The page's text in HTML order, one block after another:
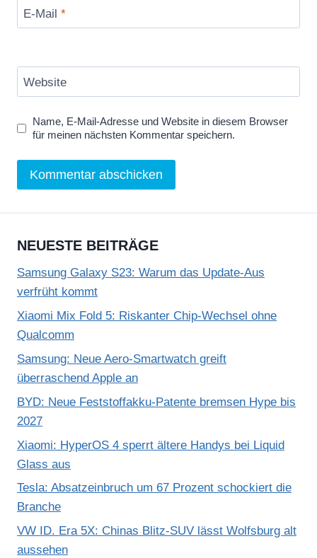
E-Mail *
Website
Name, E-Mail-Adresse und Website in diesem Browser
für meinen nächsten Kommentar speichern.
NEUESTE BEITRÄGE
Samsung Galaxy S23: Warum das Update-Aus
verfrüht kommt
Xiaomi Mix Fold 5: Riskanter Chip-Wechsel ohne
Qualcomm
Samsung: Neue Aero-Smartwatch greift
überraschend Apple an
BYD: Neue Feststoffakku-Patente bremsen Hype bis
2027
Xiaomi: HyperOS 4 sperrt ältere Handys bei Liquid
Glass aus
Tesla: Absatzeinbruch um 67 Prozent schockiert die
Branche
VW ID. Era 5X: Chinas Blitz-SUV lässt Wolfsburg alt
aussehen